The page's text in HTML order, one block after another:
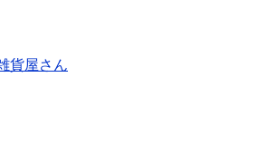
貨屋さん